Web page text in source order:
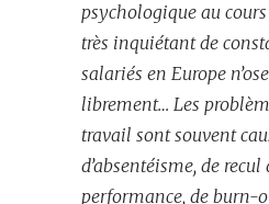
psychologique au
très inquiétant de
salariés en Europe
librement… Les
travail sont souvent
d’absentéisme, de recul
performance, de burn-